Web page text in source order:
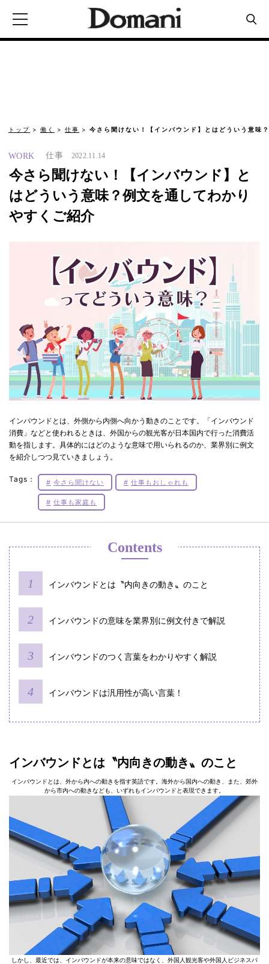
トップ 働く 仕事 今さら聞けない！【インバウンド】とはどういう意味
WORK 仕事 2022.11.14
今さら聞けない！【インバウンド】と
はどういう意味？例文を通してわかり
やすくご紹介
インバウンドとは、外側から内側へ向かう動きのことです。「インバウンド
消費」などと使われるときは、外国からの観光客が日本国内で行った消費活
動を指します。具体的にはどのような意味で用いられるのか、業界別に例文
を紹介しつつ見ていきましょう。
Tags： 今さら聞けない 仕事もおしゃれも
仕事も家庭も
Contents
インバウンドとは〝内向きの動き〟のこと
インバウンドの意味を業界別に例文付きで解説
インバウンドのつく言葉をわかりやすく解説
インバウンドは汎用性が高い言葉！
インバウンドとは〝内向きの動き〟のこと
インバウンドとは、外から内への動きを指す英語です。海外から国内への動き、また、郊外
から市内への動きなども、いずれもインバウンドと表現できます。
しかし、最近では、インバウンドが本来の意味ではなく、外国人観光客や外国人ビジネスパ